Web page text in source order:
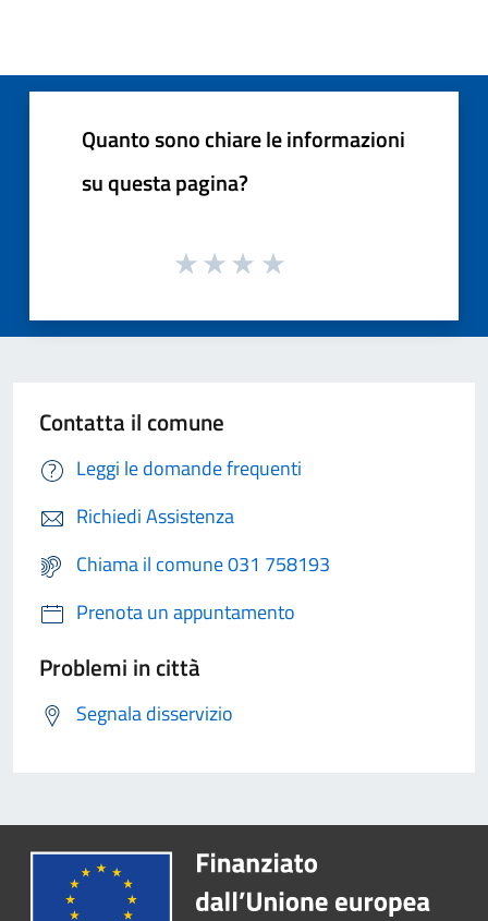
Quanto sono chiare le informazioni
su questa pagina?
Contatta il comune
Leggi le domande frequenti
Richiedi Assistenza
Chiama il comune 031 758193
Prenota un appuntamento
Problemi in città
Segnala disservizio